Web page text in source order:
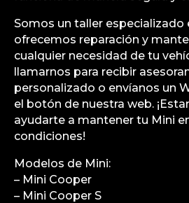
Somos un taller especializado
ofrecemos reparación y
cualquier necesidad de tu
llamarnos para recibir
personalizado o envíanos un
el botón de nuestra web.
ayudarte a mantener tu Mini
condiciones!
Modelos de Mini:
– Mini Cooper
– Mini Cooper S